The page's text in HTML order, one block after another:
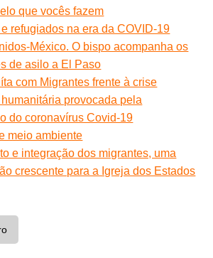
que vocês fazem
refugiados na era da COVID-19
México. O bispo acompanha os
de asilo a El Paso
com Migrantes frente à crise
provocada pela
do coronavírus Covid-19
meio ambiente
e integração dos migrantes, uma
crescente para a Igreja dos Estados